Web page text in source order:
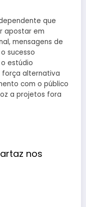
que
apostar em
mensagens de
sucesso
o estúdio
força alternativa
com o público
a projetos fora
nos